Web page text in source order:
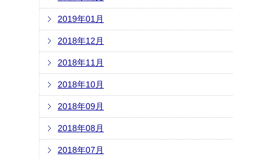
2019年01月
2018年12月
2018年11月
2018年10月
2018年09月
2018年08月
2018年07月